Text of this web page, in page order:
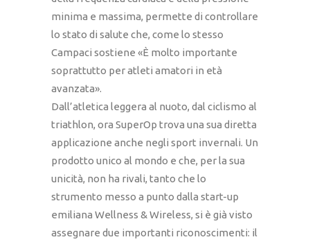
minima e massima, permette di controllare
lo stato di salute che, come lo stesso
Campaci sostiene «È molto importante
soprattutto per atleti amatori in età
avanzata».
Dall’atletica leggera al nuoto, dal ciclismo al
triathlon, ora SuperOp trova una sua diretta
applicazione anche negli sport invernali. Un
prodotto unico al mondo e che, per la sua
unicità, non ha rivali, tanto che lo
strumento messo a punto dalla start-up
emiliana Wellness & Wireless, si è già visto
assegnare due importanti riconoscimenti: il